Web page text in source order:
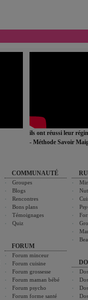
ils ont réussi leur
- Méthode Savoir
COMMUNAUTÉ
Groupes
Blogs
Rencontres
Bons plans
Témoignages
Quiz
FORUM
Forum minceur
Forum cuisine
Forum grossesse
Forum maman bébé
Forum psycho
Forum forme santé